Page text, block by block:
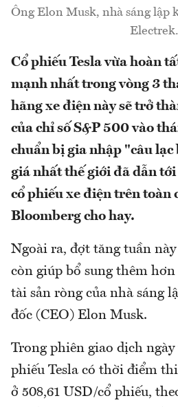
Ông Elon Musk, nhà sáng lập
Electrek.
Cổ phiếu Tesla vừa hoàn
mạnh nhất trong vòng 3
hãng xe điện này sẽ trở
của chỉ số S&P 500 vào
chuẩn bị gia nhập "câu lạc
giá nhất thế giới đã dẫn
cổ phiếu xe điện trên toàn
Bloomberg cho hay.
Ngoài ra, đợt tăng tuần này
còn giúp bổ sung thêm
tài sản ròng của nhà sáng
đốc (CEO) Elon Musk.
Trong phiên giao dịch
phiếu Tesla có thời điểm
ở 508,61 USD/cổ phiếu,